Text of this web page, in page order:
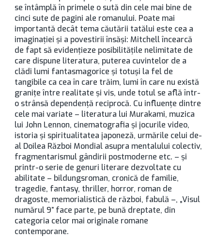
se întâmplă în primele o sută din cele mai bine de
cinci sute de pagini ale romanului. Poate mai
importantă decât tema căutării tatălui este cea a
imaginației și a povestirii însăși: Mitchell încearcă
de fapt să evidențieze posibilitățile nelimitate de
care dispune literatura, puterea cuvintelor de a
clădi lumi fantasmagorice și totuși la fel de
tangibile ca cea în care trăim, lumi în care nu există
granițe între realitate și vis, unde totul se află într-
o strânsă dependență reciprocă. Cu influențe dintre
cele mai variate – literatura lui Murakami, muzica
lui John Lennon, cinematografia și jocurile video,
istoria și spiritualitatea japoneză, urmările celui de-
al Doilea Război Mondial asupra mentalului colectiv,
fragmentarismul gândirii postmoderne etc. – și
printr-o serie de genuri literare dezvoltate cu
abilitate – bildungsroman, cronică de familie,
tragedie, fantasy, thriller, horror, roman de
dragoste, memorialistică de război, fabulă –, „Visul
numărul 9” face parte, pe bună dreptate, din
categoria celor mai originale romane
contemporane.